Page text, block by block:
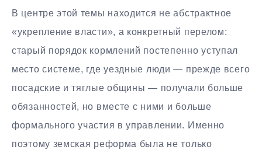
В центре этой темы находится не абстрактное
«укрепление власти», а конкретный перелом:
старый порядок кормлений постепенно уступал
место системе, где уездные люди — прежде всего
посадские и тяглые общины — получали больше
обязанностей, но вместе с ними и больше
формального участия в управлении. Именно
поэтому земская реформа была не только